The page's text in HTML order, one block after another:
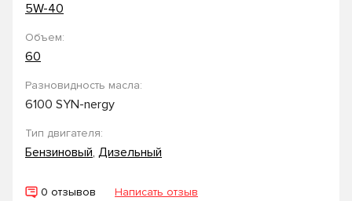
5W-40
Объем:
60
Разновидность масла:
6100 SYN-nergy
Тип двигателя:
Бензиновый, Дизельный
0 отзывов Написать отзыв